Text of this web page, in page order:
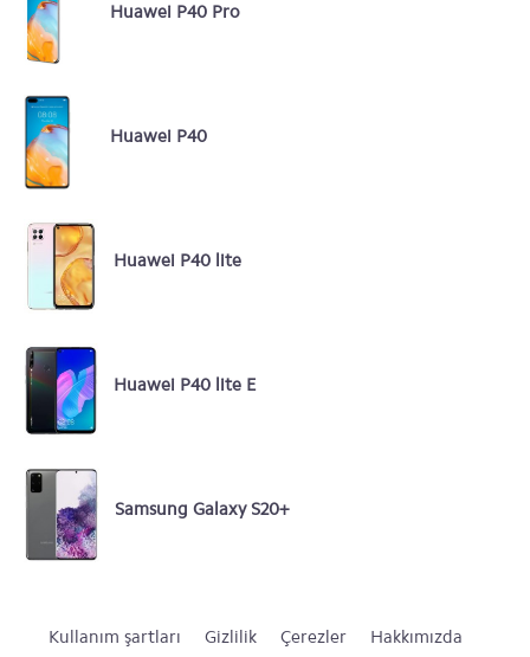
Huawei P40 Pro
Huawei P40
Huawei P40 lite
Huawei P40 lite E
Samsung Galaxy S20+
Kullanım şartları Gizlilik Çerezler Hakkımızda